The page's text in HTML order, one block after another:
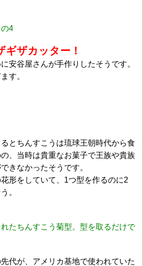
4
ギザカッター！
安谷屋さんが手作りしたそうです。
す。
とちんすこうは琉球王朝時代から食
、当時は貴重なお菓子で王族や貴族
きなかったそうです。
形をしていて、1つ型を作るのに2
。
たちんすこう菊型。型を取るだけで
代が、アメリカ基地で使われていた